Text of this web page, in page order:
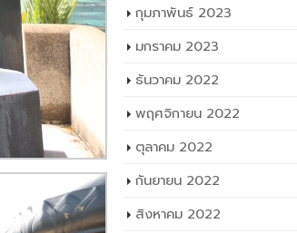
กุมภาพันธ์ 2023
มกราคม 2023
ธันวาคม 2022
พฤศจิกายน 2022
ตุลาคม 2022
กันยายน 2022
สิงหาคม 2022